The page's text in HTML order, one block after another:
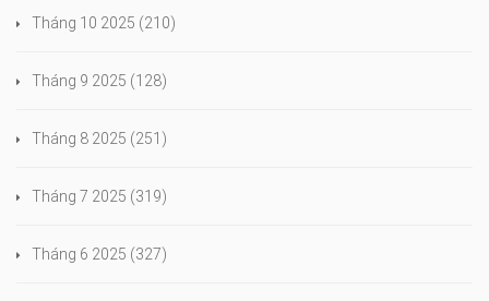
Tháng 10 2025 (210)
Tháng 9 2025 (128)
Tháng 8 2025 (251)
Tháng 7 2025 (319)
Tháng 6 2025 (327)